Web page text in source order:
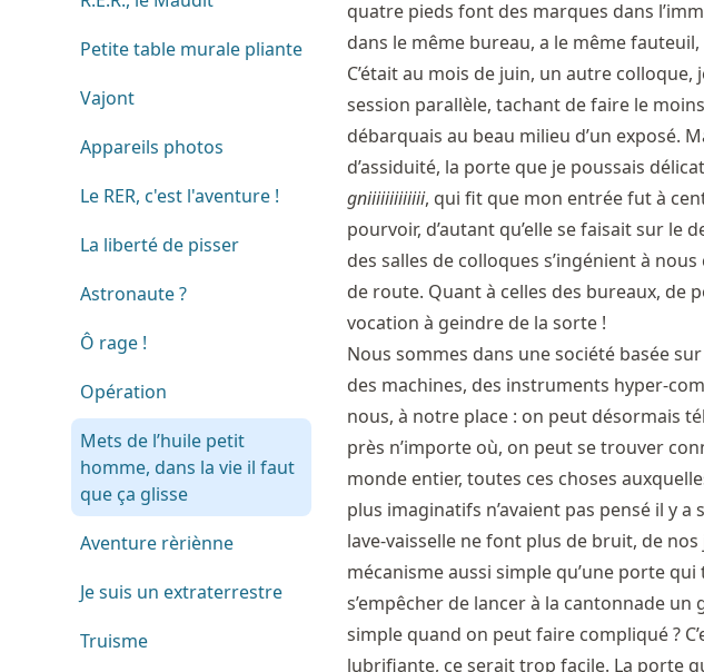
Petite table murale pliante
Vajont
Appareils photos
Le RER, c'est l'aventure !
La liberté de pisser
Astronaute ?
Ô rage !
Opération
Mets de l’huile petit
homme, dans la vie il faut
que ça glisse
Aventure rèriènne
Je suis un extraterrestre
Truisme
quatre pieds font des marques dans
dans le même bureau, a le même
C’était au mois de juin, un autre
session parallèle, tachant de faire le
débarquais au beau milieu d’un exposé.
d’assiduité, la porte que je poussais
gniiiiiiiiiiiii, qui fit que mon entrée fut à
pourvoir, d’autant qu’elle se faisait sur le
des salles de colloques s’ingénient à
de route. Quant à celles des bureaux, de
vocation à geindre de la sorte !
Nous sommes dans une société basée
des machines, des instruments hyper-
nous, à notre place : on peut désormais
près n’importe où, on peut se trouver
monde entier, toutes ces choses
plus imaginatifs n’avaient pas pensé il y
lave-vaisselle ne font plus de bruit, de
mécanisme aussi simple qu’une porte
s’empêcher de lancer à la cantonnade
simple quand on peut faire compliqué ?
lubrifiante, ce serait trop facile. La porte